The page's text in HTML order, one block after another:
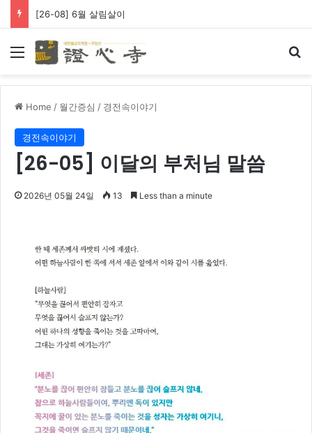
[26-08] 6월 살림살이
Menu
Home / 월간증심 / 경전속이야기
경전속이야기
[26-05] 이달의 부처님 말씀
2026년 05월 24일 13 Less than a minute